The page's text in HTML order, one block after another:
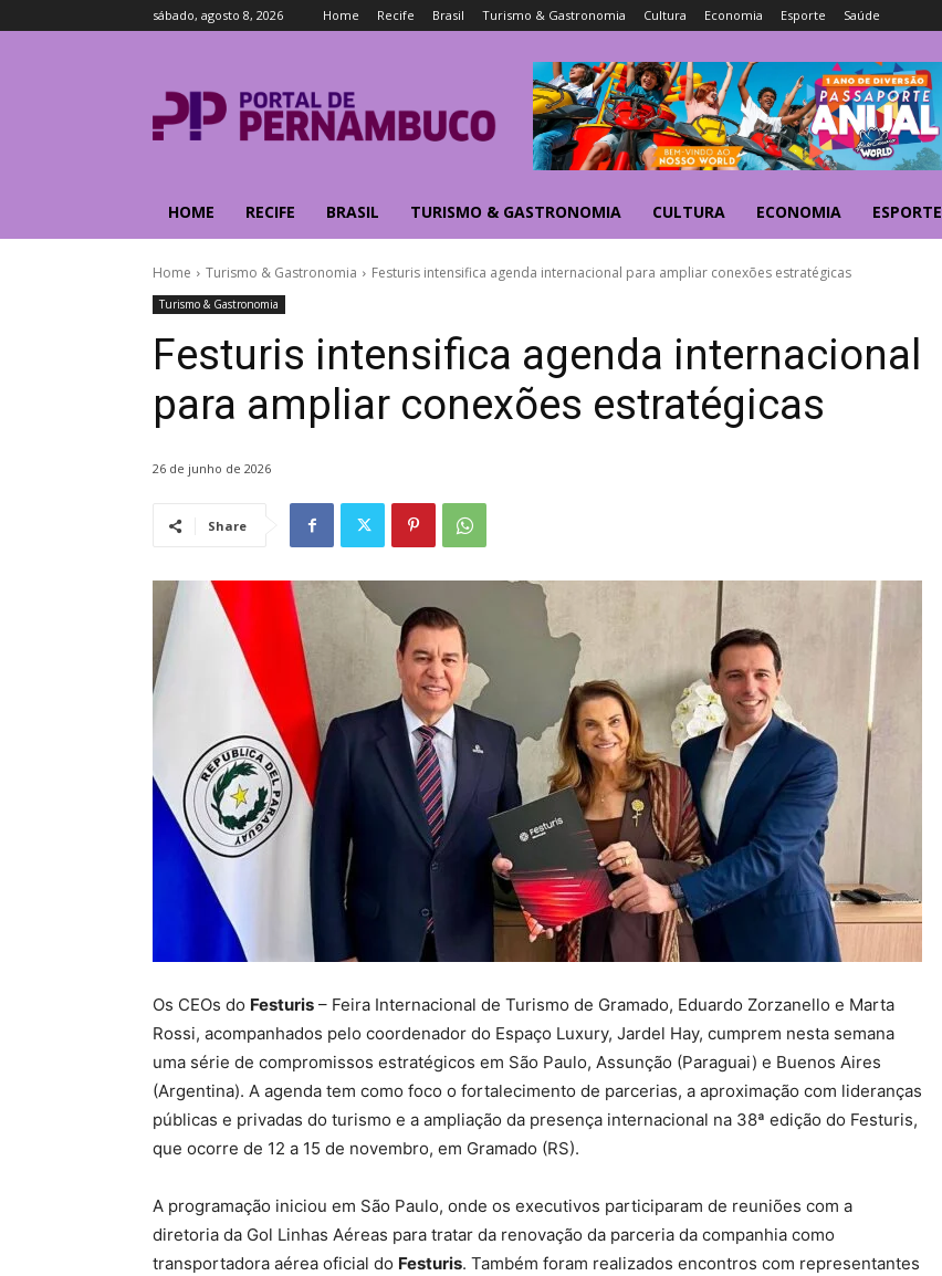
sábado, agosto 8, 2026 Home Recife Brasil Turismo & Gastronomia Cultura Economia Esporte Saúde
HOME RECIFE BRASIL TURISMO & GASTRONOMIA CULTURA ECONOMIA ESPORTE
Home Turismo & Gastronomia Festuris intensifica agenda internacional para ampliar conexões estratégicas
Turismo & Gastronomia
Festuris intensifica agenda internacional
para ampliar conexões estratégicas
26 de junho de 2026
Share
Os CEOs do Festuris – Feira Internacional de Turismo de Gramado, Eduardo Zorzanello e Marta
Rossi, acompanhados pelo coordenador do Espaço Luxury, Jardel Hay, cumprem nesta semana
uma série de compromissos estratégicos em São Paulo, Assunção (Paraguai) e Buenos Aires
(Argentina). A agenda tem como foco o fortalecimento de parcerias, a aproximação com lideranças
públicas e privadas do turismo e a ampliação da presença internacional na 38ª edição do Festuris,
que ocorre de 12 a 15 de novembro, em Gramado (RS).
A programação iniciou em São Paulo, onde os executivos participaram de reuniões com a
diretoria da Gol Linhas Aéreas para tratar da renovação da parceria da companhia como
transportadora aérea oficial do Festuris. Também foram realizados encontros com representantes